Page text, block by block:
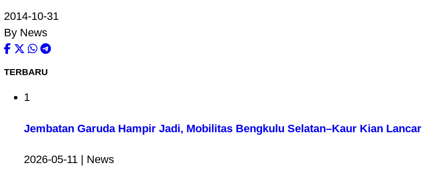
2014-10-31
By News
TERBARU
1
Jembatan Garuda Hampir Jadi, Mobilitas Bengkulu Selatan–Kaur Kian Lancar
2026-05-11 | News